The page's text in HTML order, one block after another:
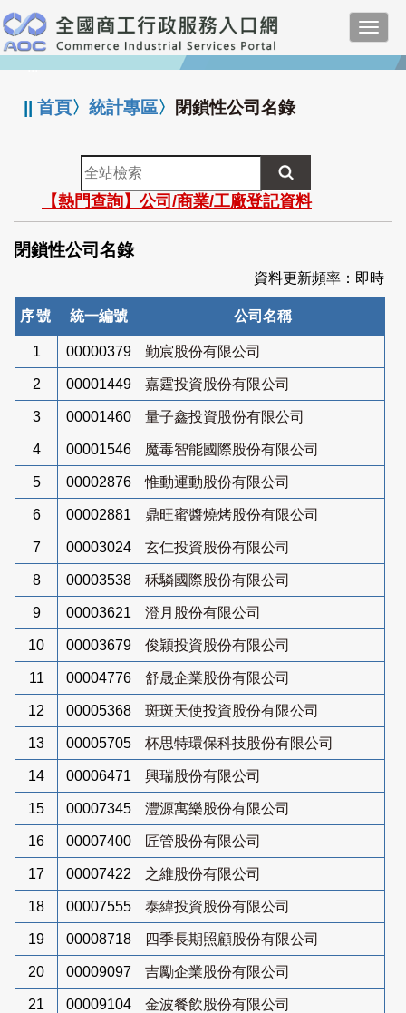
跳
到
主
要
:::
||首頁〉統計專區〉 閉鎖性公司名錄
全
站
檢
索
【熱門查詢】公司/商業/工廠登記資料
閉鎖性公司名錄
資料更新頻率：即時
序號 統一編號 公司名稱
1 00000379 勤宸股份有限公司
2 00001449 嘉霆投資股份有限公司
3 00001460 量子鑫投資股份有限公司
4 00001546 魔毒智能國際股份有限公司
5 00002876 惟動運動股份有限公司
6 00002881 鼎旺蜜醬燒烤股份有限公司
7 00003024 玄仁投資股份有限公司
8 00003538 秝驎國際股份有限公司
9 00003621 澄月股份有限公司
10 00003679 俊穎投資股份有限公司
11 00004776 舒晟企業股份有限公司
12 00005368 斑斑天使投資股份有限公司
13 00005705 杯思特環保科技股份有限公司
14 00006471 興瑞股份有限公司
15 00007345 灃源寓樂股份有限公司
16 00007400 匠管股份有限公司
17 00007422 之維股份有限公司
18 00007555 泰緯投資股份有限公司
19 00008718 四季長期照顧股份有限公司
20 00009097 吉勵企業股份有限公司
21 00009104 金波餐飲股份有限公司